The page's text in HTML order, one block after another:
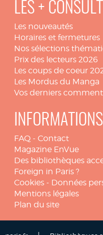
LES +
Les nouveautés
Horaires et fermetures
Nos sélections
Prix des lecteurs 2026
Les coups de coeur
Les Mordus du Manga
Vos derniers
INFORMATIONS
FAQ - Contact
Magazine EnVue
Des bibliothèques
Foreign in Paris ?
Cookies - Données
Mentions légales
Plan du site